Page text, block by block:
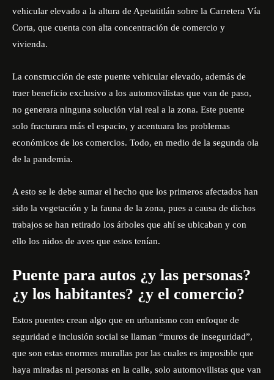
vehicular elevado a la altura de Apetatitlán sobre la Carretera Vía
Corta, que cuenta con alta concentración de comercio y
vivienda.
La construcción de este puente vehicular elevado, además de
traer beneficio exclusivo a los automovilistas que van de paso,
no generara ninguna solución vial real a la zona. Este puente
solo fracturara más el espacio, y acentuara los problemas
económicos de los comercios. Todo, en medio de la segunda ola
de la pandemia.
A esto se le debe sumar el hecho que los primeros afectados han
sido la vegetación y la fauna de la zona, pues a causa de dichos
trabajos se han retirado los árboles que ahí se ubicaban y con
ello los nidos de aves que estos tenían.
Puente para autos ¿y las personas?
¿y los habitantes? ¿y el comercio?
Estos puentes crean algo que en urbanismo con enfoque de
seguridad e inclusión social se llaman “muros de inseguridad”,
que son estas enormes murallas por las cuales es imposible que
haya miradas ni personas en la calle, solo automovilistas que van